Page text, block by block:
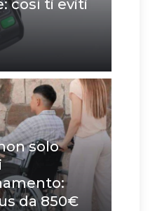
così ti eviti
solo
da 850€